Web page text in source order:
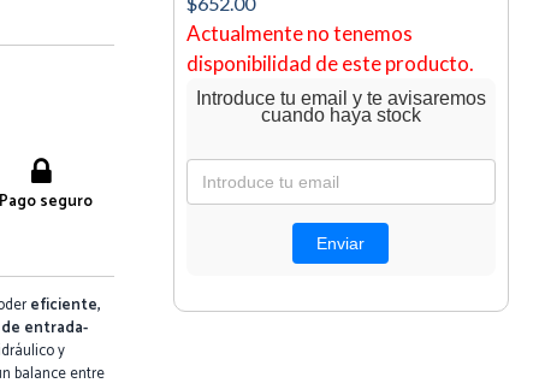
Pago seguro
eficiente,
entrada-
y
balance entre
Actualmente no tenemos
disponibilidad de este producto.
Introduce tu email y te avisaremos
cuando haya stock